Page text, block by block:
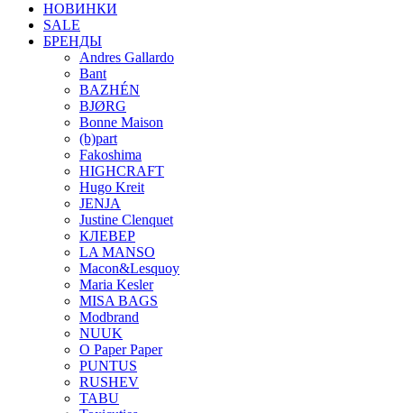
НОВИНКИ
SALE
БРЕНДЫ
Andres Gallardo
Bant
BAZHÉN
BJØRG
Bonne Maison
(b)part
Fakoshima
HIGHCRAFT
Hugo Kreit
JENJA
Justine Clenquet
КЛЕВЕР
LA MANSO
Macon&Lesquoy
Maria Kesler
MISA BAGS
Modbrand
NUUK
O Paper Paper
PUNTUS
RUSHEV
TABU